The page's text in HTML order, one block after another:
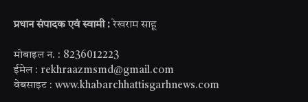
प्रधान संपादक एवं स्वामी : रेखराम साहू
मोबाइल न. : 8236012223
ईमेल : rekhraazmsmd@gmail.com
वेबसाइट : www.khabarchhattisgarhnews.com